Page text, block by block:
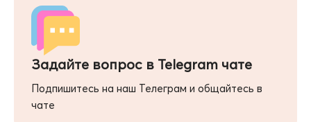
Задайте вопрос в Telegram чате
Подпишитесь на наш Телеграм и общайтесь в
чате